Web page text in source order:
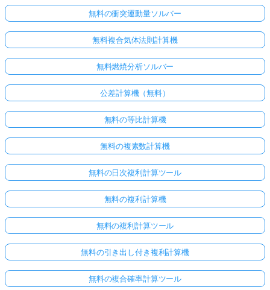
無料の衝突運動量ソルバー
無料複合気体法則計算機
無料燃焼分析ソルバー
公差計算機（無料）
無料の等比計算機
無料の複素数計算機
無料の日次複利計算ツール
無料の複利計算機
無料の複利計算ツール
無料の引き出し付き複利計算機
無料の複合確率計算ツール